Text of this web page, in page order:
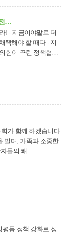
…
! - 지금이야말로 더
해야 할 때다 - 지
힘이 꾸린 정책협의
가 함께 하겠습니다
들의 쾌…
평등 정책 강화로 성